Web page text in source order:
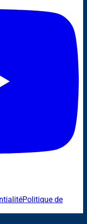
Politique de